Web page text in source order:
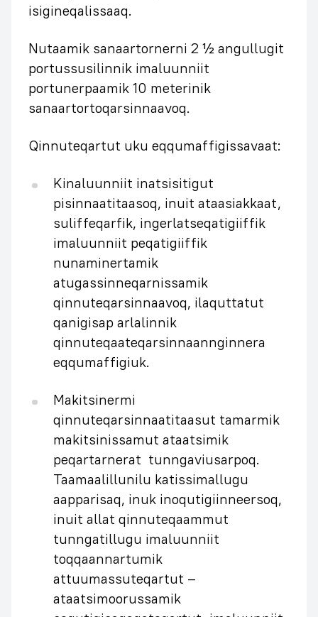
isigineqalissaaq.
Nutaamik sanaartornerni 2 ½ angullugit
portussusilinnik imaluunniit
portunerpaamik 10 meterinik
sanaartortoqarsinnaavoq.
Qinnuteqartut uku eqqumaffigissavaat:
Kinaluunniit inatsisitigut
pisinnaatitaasoq, inuit ataasiakkaat,
suliffeqarfik, ingerlatseqatigiiffik
imaluunniit peqatigiiffik
nunaminertamik
atugassinneqarnissamik
qinnuteqarsinnaavoq, ilaquttatut
qanigisap arlalinnik
qinnuteqaateqarsinnaannginnera
eqqumaffigiuk.
Makitsinermi
qinnuteqarsinnaatitaasut tamarmik
makitsinissamut ataatsimik
peqartarnerat tunngaviusarpoq.
Taamaalillunilu katissimallugu
aapparisaq, inuk inoqutigiinneersoq,
inuit allat qinnuteqaammut
tunngatillugu imaluunniit
toqqaannartumik
attuumassuteqartut –
ataatsimoorussamik